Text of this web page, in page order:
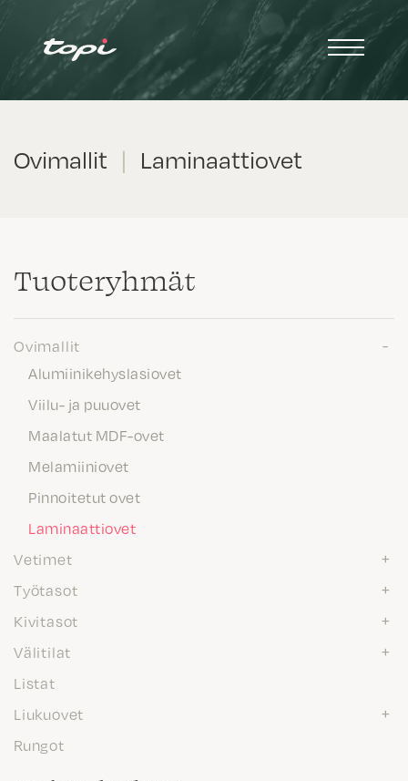
Ovimallit | Laminaattiovet
Tuote­ryhmät
Ovimallit
Alumiinikehyslasiovet
Viilu- ja puuovet
Maalatut MDF-ovet
Melamiiniovet
Pinnoitetut ovet
Laminaattiovet
Vetimet
Työtasot
Kivitasot
Välitilat
Listat
Liukuovet
Rungot